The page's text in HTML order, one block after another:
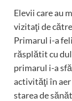
Elevii care au
vizitaţi de
Primarul i-a
răsplătit cu
primarul i-a
activităţi în
starea de